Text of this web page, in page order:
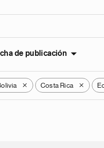
de publicación
X Costa Rica X